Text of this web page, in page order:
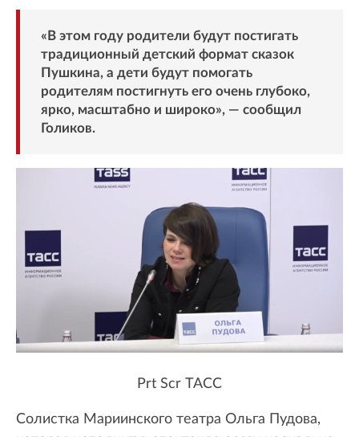
«В этом году родители будут постигать
традиционный детский формат сказок
Пушкина, а дети будут помогать
родителям постигнуть его очень глубоко,
ярко, масштабно и широко», — сообщил
Голиков.
Prt Scr ТАСС
Солистка Мариинского театра Ольга Пудова,